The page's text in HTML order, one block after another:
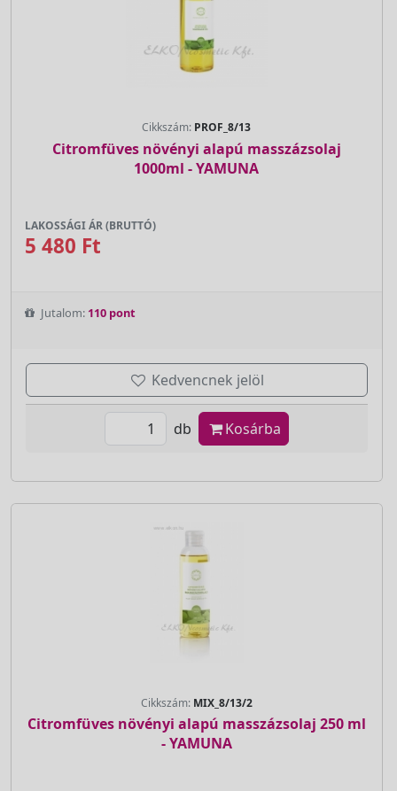
Cikkszám: PROF_8/13
Citromfüves növényi alapú masszázsolaj
1000ml - YAMUNA
LAKOSSÁGI ÁR (BRUTTÓ)
5 480 Ft
Jutalom: 110 pont
Kedvencnek jelöl
db Kosárba
Cikkszám: MIX_8/13/2
Citromfüves növényi alapú masszázsolaj 250 ml
- YAMUNA